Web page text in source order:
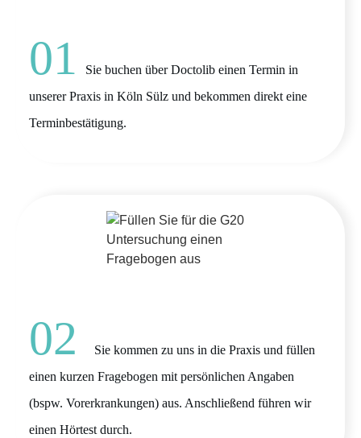
01
Sie buchen über Doctolib einen Termin in
unserer Praxis in Köln Sülz und bekommen direkt eine
Terminbestätigung.
02
Sie kommen zu uns in die Praxis und füllen
einen kurzen Fragebogen mit persönlichen Angaben
(bspw. Vorerkrankungen) aus. Anschließend führen wir
einen Hörtest durch.